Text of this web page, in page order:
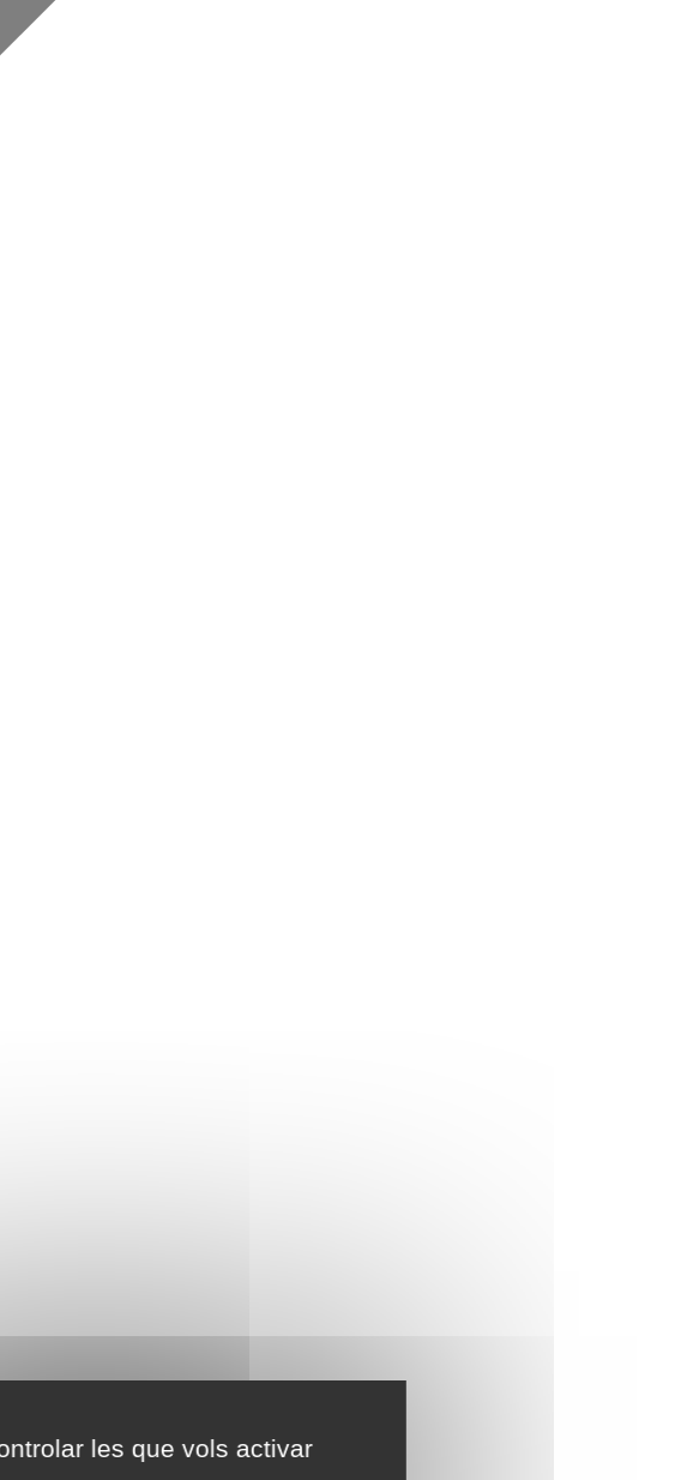
les que vols activar